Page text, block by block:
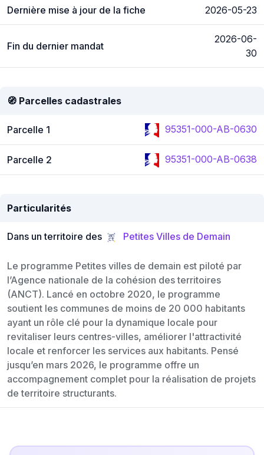
Dernière mise à jour de la fiche 2026-05-23
Fin du dernier mandat
2026-06-
30
🧭 Parcelles cadastrales
Parcelle 1 95351-000-AB-0630
Parcelle 2 95351-000-AB-0638
Particularités
Dans un territoire des Petites Villes de Demain
Le programme Petites villes de demain est piloté par
l’Agence nationale de la cohésion des territoires
(ANCT). Lancé en octobre 2020, le programme
soutient les communes de moins de 20 000 habitants
ayant un rôle clé pour la dynamique locale pour
revitaliser leurs centres-villes, améliorer l'attractivité
locale et renforcer les services aux habitants. Pensé
jusqu’en mars 2026, le programme offre un
accompagnement complet pour la réalisation de projets
de territoire structurants.